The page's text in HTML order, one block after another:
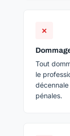
✕
Tout
le
pénales.